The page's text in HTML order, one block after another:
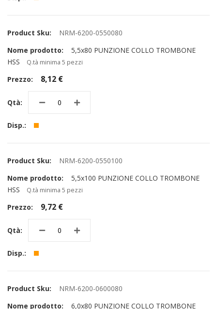
NRM-6200-0550080
5,5x80 PUNZIONE COLLO TROMBONE
HSS
Q.tà minima 5 pezzi
8,12 €
NRM-6200-0550100
5,5x100 PUNZIONE COLLO TROMBONE
HSS
Q.tà minima 5 pezzi
9,72 €
NRM-6200-0600080
6,0x80 PUNZIONE COLLO TROMBONE